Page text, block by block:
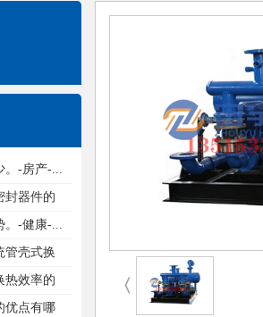
。-房产-...
封器件的
。-健康-...
管壳式换
热效率的
优点有哪
〈